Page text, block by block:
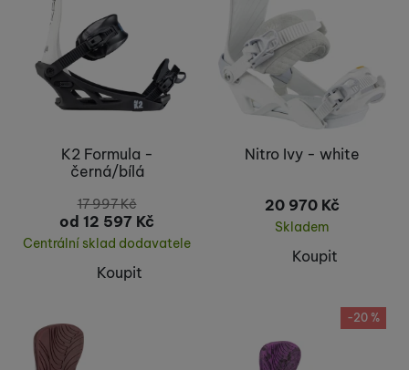
K2 Formula -
černá/bílá
17 997Kč
od 12 597 Kč
Centrální sklad dodavatele
Koupit
Nitro Ivy - white
20 970 Kč
Skladem
Koupit
-20 %